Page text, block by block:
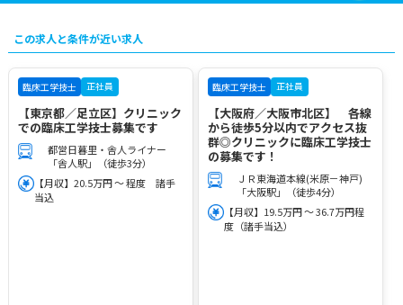
この求人と条件が近い求人
臨床工学技士 正社員
【東京都／足立区】クリニック
での臨床工学技士募集です
都営日暮里・舎人ライナー
「舎人駅」（徒歩3分）
【月収】20.5万円 ～ 程度 諸手
当込
臨床工学技士 正社員
【大阪府／大阪市北区】 各線
から徒歩5分以内でアクセス抜
群◎クリニックに臨床工学技士
の募集です！
ＪＲ東海道本線(米原－神戸)
「大阪駅」（徒歩4分）
【月収】19.5万円 ～ 36.7万円程
度（諸手当込）